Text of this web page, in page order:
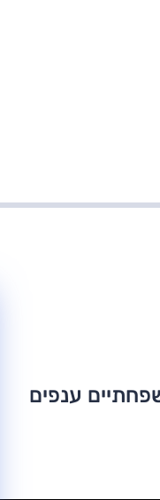
רכבי הסלבס:
ענפים